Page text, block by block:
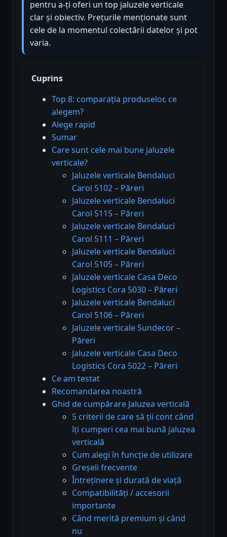
pentru a-ți oferi un top jaluzele verticale
clar și obiectiv. Prețurile menționate sunt
cele de la momentul colectării datelor și pot
varia.
Cuprins
Top 8: comparația produselor, ce
alegem?
Alege rapid
Sumar
Care sunt cele mai bune jaluzele
verticale?
Jaluzele verticale Bendaluci
Carol 5102 – Păreri
Jaluzele verticale Bendaluci
Carol 5115 – Păreri
Jaluzele verticale Bendaluci
Carol 5111 – Păreri
Jaluzele verticale Bendaluci
Carol 5105 – Păreri
Jaluzele verticale Casa Deco
Logistics Cora 5030 – Păreri
Jaluzele verticale Bendaluci
Carol 5106 – Păreri
Jaluzele verticale Sundecor –
Păreri
Jaluzele verticale Casa Deco
Logistics Cora 5022 – Păreri
Ce am testat
Recomandarea noastră
Ghid de cumpărare Jaluzea verticală
5 criterii de care să ții cont când
îți cumperi cea mai bună jaluzea
verticală
Cum alegi în funcție de utilizare
Greșeli frecvente
Întreținere și durată de viață
Compatibilități / accesorii
importante
Când merită premium și când
nu